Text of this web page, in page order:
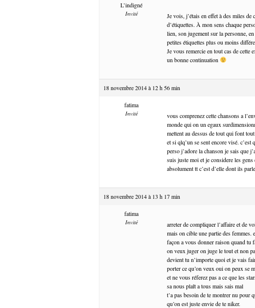
L’indigné
Invité
Je vois, j’étais en effet à des miles
d’étiquettes. À mon sens chaque
lien, son jugement sur la personne,
petites étiquettes plus ou moins
Je vous remercie en tout cas de cette
un bonne continuation
18 novembre 2014 à 12 h 56 min
fatima
Invité
vous comprenez cette chansons a
monde qui on un egaux
mettent au dessus de tout qui font
et si qlq’un se sent encore visé. c’est
perso j’adore la chanson je sais que
suis juste moi et je considere les
absolument tt c’est d’elle dont ils
18 novembre 2014 à 13 h 17 min
fatima
Invité
arreter de compliquer l’affaire et de
mais on cible une partie des femmes.
façon a vous donner raison quand tu
on veux juger on juge le tout et non
devient tu n’importe quoi et je vais
porter ce qu’on veux oui on peux se
et ne vous réferez pas a ce que les
sa nous plaît a tous mais sais mal
t’a pas besoin de te montrer nu pour
qu’on est juste envie de te niker.